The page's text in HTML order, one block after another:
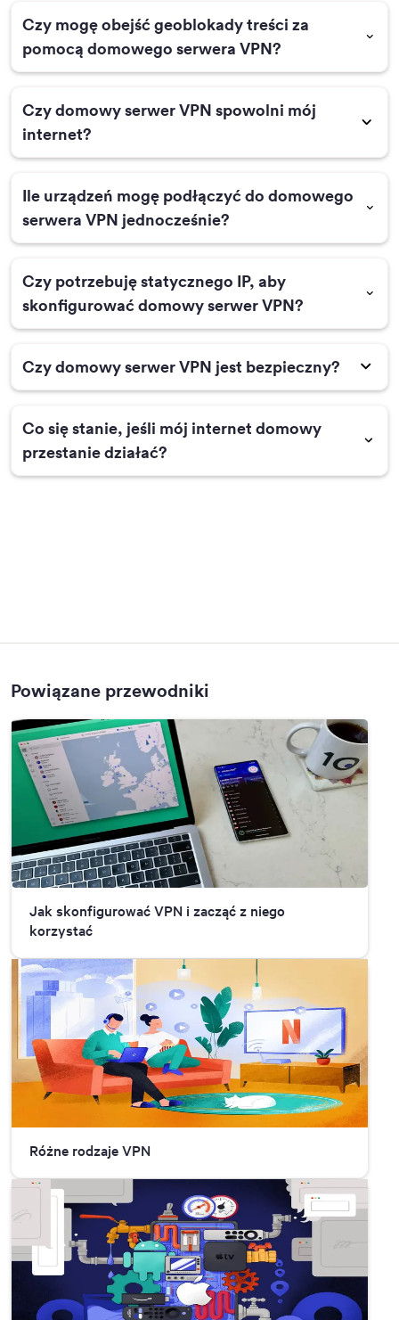
Czy mogę obejść geoblokady treści za
pomocą domowego serwera VPN?
Czy domowy serwer VPN spowolni mój
internet?
Ile urządzeń mogę podłączyć do domowego
serwera VPN jednocześnie?
Czy potrzebuję statycznego IP, aby
skonfigurować domowy serwer VPN?
Czy domowy serwer VPN jest bezpieczny?
Co się stanie, jeśli mój internet domowy
przestanie działać?
Powiązane przewodniki
Jak skonfigurować VPN i zacząć z niego
korzystać
Różne rodzaje VPN